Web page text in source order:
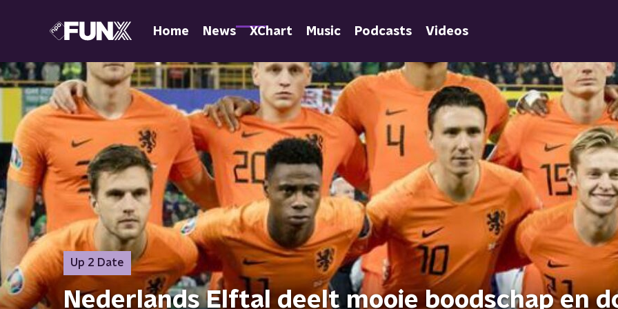
Home News XChart Music Podcasts Videos
Up 2 Date
Nederlands Elftal deelt mooie boodschap en